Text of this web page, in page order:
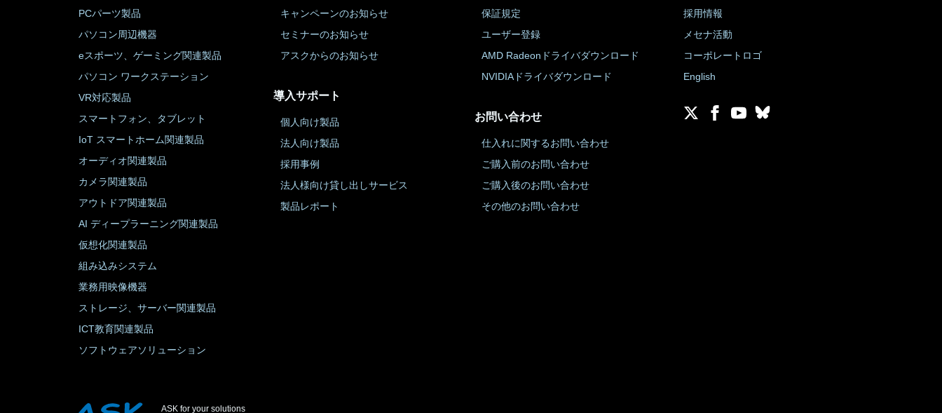
PCパーツ製品
パソコン周辺機器
eスポーツ、ゲーミング関連製品
パソコン ワークステーション
VR対応製品
スマートフォン、タブレット
IoT スマートホーム関連製品
オーディオ関連製品
カメラ関連製品
アウトドア関連製品
AI ディープラーニング関連製品
仮想化関連製品
組み込みシステム
業務用映像機器
ストレージ、サーバー関連製品
ICT教育関連製品
ソフトウェアソリューション
キャンペーンのお知らせ
セミナーのお知らせ
アスクからのお知らせ
導入サポート
個人向け製品
法人向け製品
採用事例
法人様向け貸し出しサービス
製品レポート
保証規定
ユーザー登録
AMD Radeonドライバダウンロード
NVIDIAドライバダウンロード
お問い合わせ
仕入れに関するお問い合わせ
ご購入前のお問い合わせ
ご購入後のお問い合わせ
その他のお問い合わせ
採用情報
メセナ活動
コーポレートロゴ
English
ASK for your solutions